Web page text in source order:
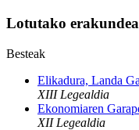
Lotutako
Besteak
Elikadura, Landa
XIII Legealdia
Ekonomiaren
XII Legealdia